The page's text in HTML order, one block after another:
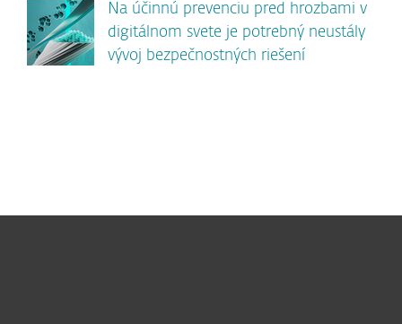
Na účinnú prevenciu pred hrozbami v
digitálnom svete je potrebný neustály
vývoj bezpečnostných riešení